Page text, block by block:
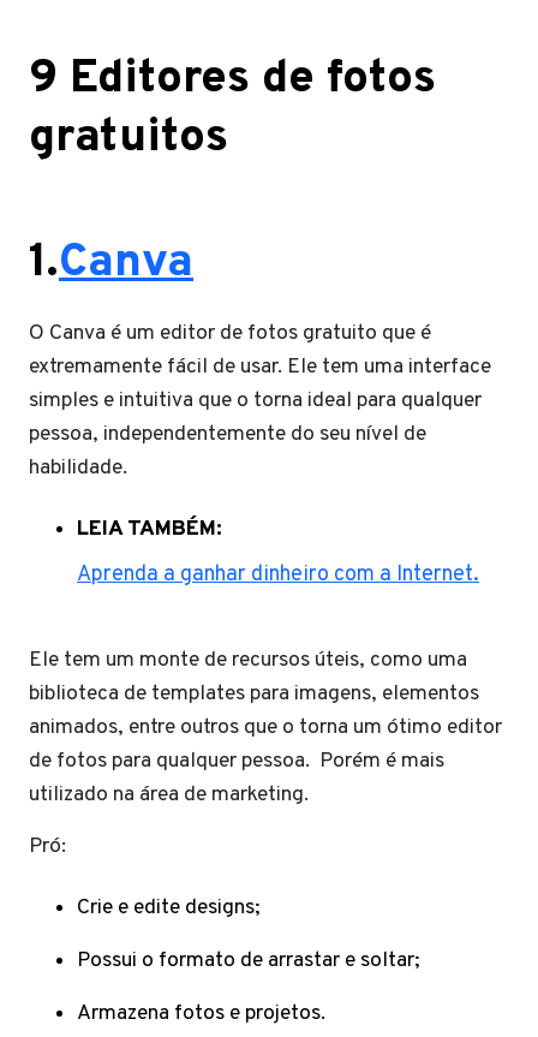
9 Editores de fotos
gratuitos
1.Canva
O Canva é um editor de fotos gratuito que é
extremamente fácil de usar. Ele tem uma interface
simples e intuitiva que o torna ideal para qualquer
pessoa, independentemente do seu nível de
habilidade.
LEIA TAMBÉM:
Aprenda a ganhar dinheiro com a Internet.
Ele tem um monte de recursos úteis, como uma
biblioteca de templates para imagens, elementos
animados, entre outros que o torna um ótimo editor
de fotos para qualquer pessoa. Porém é mais
utilizado na área de marketing.
Pró:
Crie e edite designs;
Possui o formato de arrastar e soltar;
Armazena fotos e projetos.